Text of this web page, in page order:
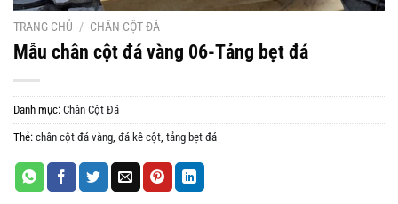
TRANG CHỦ / CHÂN CỘT ĐÁ
Mẫu chân cột đá vàng 06-Tảng bẹt đá
Danh mục: Chân Cột Đá
Thẻ: chân cột đá vàng, đá kê cột, tảng bẹt đá